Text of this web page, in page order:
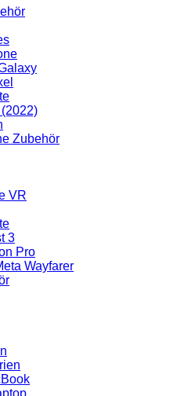
Zubehör
VR
3
Pro
Wayfarer